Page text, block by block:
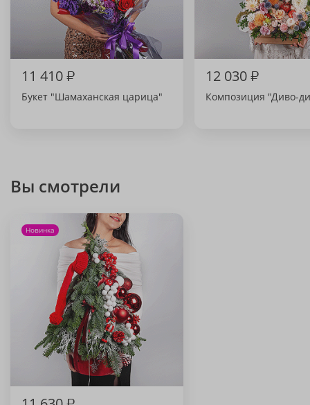
11 410₽
Букет "Шамаханская царица"
12 030₽
Композиция "Диво-
Вы смотрели
Новинка